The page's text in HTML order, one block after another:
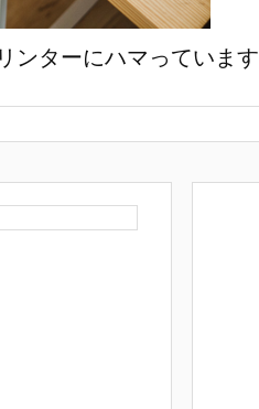
ンターにハマっています